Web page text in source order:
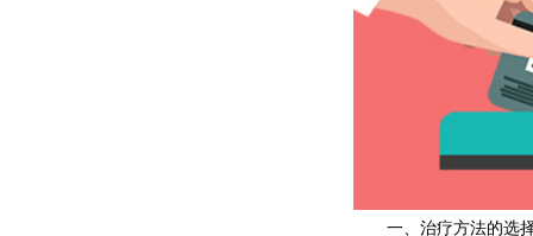
一、治疗方法的选